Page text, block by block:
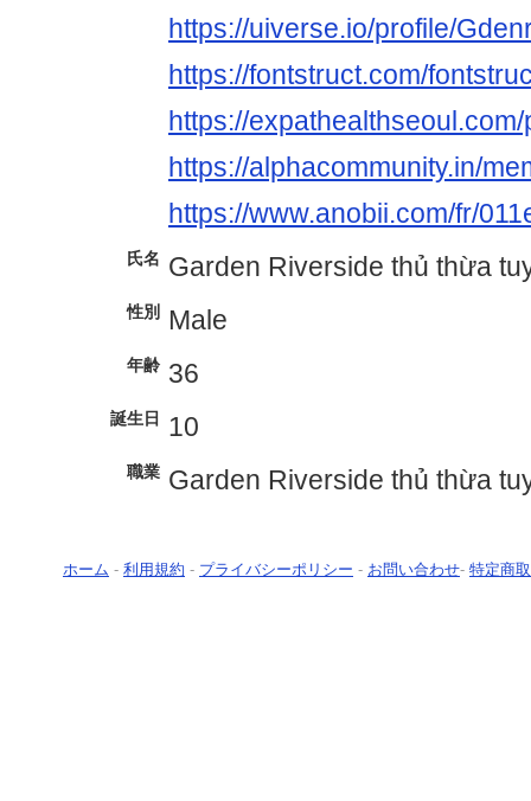
https://uiverse.io/profile/
https://fontstruct.com/
https://
https://alphacommunity.in/
https://www.anobii.com/fr/
氏名 Garden Riverside thủ thừa
性別 Male
年齢 36
誕生日 10
職業 Garden Riverside thủ thừa
ホーム - 利用規約 - プライバシーポリシー - お問い合わせ- 特定商